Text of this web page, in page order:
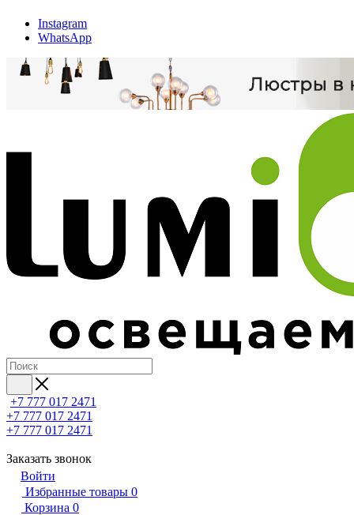
Instagram
WhatsApp
+7 777 017 2471
+7 777 017 2471
+7 777 017 2471
Заказать звонок
Войти
Избранные товары 0
Корзина 0